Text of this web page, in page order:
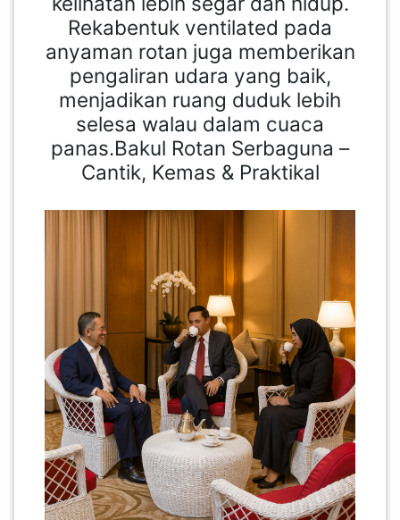
Rekabentuk ventilated pada
anyaman rotan juga memberikan
pengaliran udara yang baik,
menjadikan ruang duduk lebih
selesa walau dalam cuaca
panas.Bakul Rotan Serbaguna –
Cantik, Kemas & Praktikal